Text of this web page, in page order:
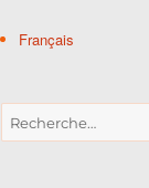
Français
Recherche
pour :